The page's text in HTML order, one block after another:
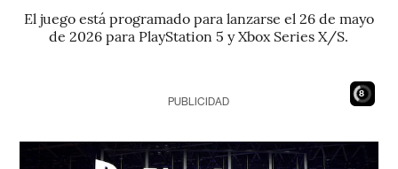
El juego está programado para lanzarse el 26 de mayo
de 2026 para PlayStation 5 y Xbox Series X/S.
7
PUBLICIDAD